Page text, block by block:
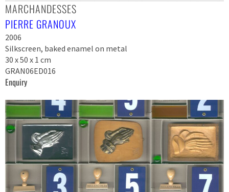
MARCHANDESSES
PIERRE GRANOUX
2006
Silkscreen, baked enamel on metal
30 x 50 x 1 cm
GRAN06ED016
Enquiry